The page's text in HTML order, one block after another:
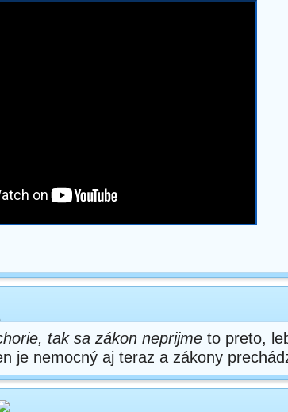
tak sa zákon neprijme to preto,
je nemocný aj teraz a zákony